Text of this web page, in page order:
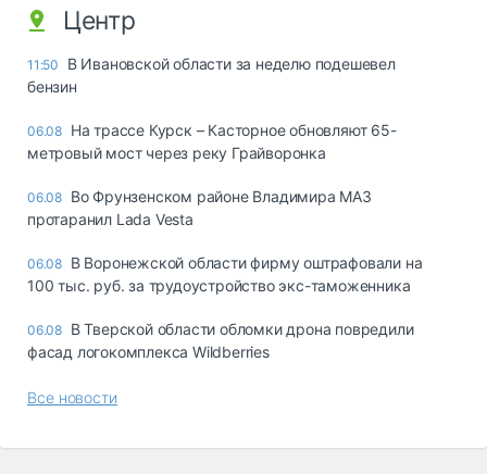
Центр
11:50
В Ивановской области за неделю подешевел
бензин
06.08 На трассе Курск – Касторное обновляют 65-
метровый мост через реку Грайворонка
06.08 Во Фрунзенском районе Владимира МАЗ
протаранил Lada Vesta
06.08 В Воронежской области фирму оштрафовали на
100 тыс. руб. за трудоустройство экс-таможенника
06.08 В Тверской области обломки дрона повредили
фасад логокомплекса Wildberries
Все новости